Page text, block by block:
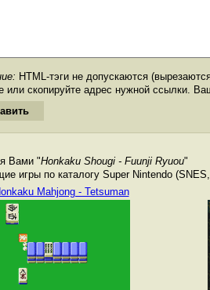
HTML-тэги не допускаются
или скопируйте адрес нужной ссылки.
Вами "Honkaku Shougi - Fuunji Ryuou"
игры по каталогу Super Nintendo
Mahjong - Tetsuman